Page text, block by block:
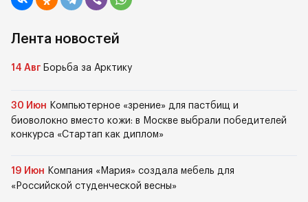
Лента новостей
14 Авг Борьба за Арктику
30 Июн Компьютерное «зрение» для пастбищ и
биоволокно вместо кожи: в Москве выбрали победителей
конкурса «Стартап как диплом»
19 Июн Компания «Мария» создала мебель для
«Российской студенческой весны»